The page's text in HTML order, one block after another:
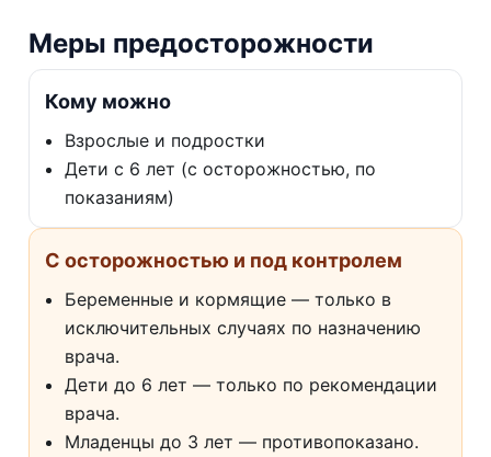
Меры предосторожности
Кому можно
Взрослые и подростки
Дети с 6 лет (с осторожностью, по
показаниям)
С осторожностью и под контролем
Беременные и кормящие — только в
исключительных случаях по назначению
врача.
Дети до 6 лет — только по рекомендации
врача.
Младенцы до 3 лет — противопоказано.